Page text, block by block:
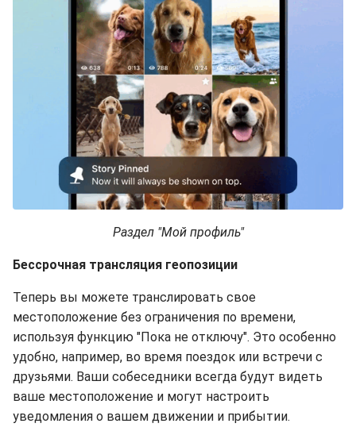
Раздел "Мой профиль"
Бессрочная трансляция геопозиции
Теперь вы можете транслировать свое
местоположение без ограничения по времени,
используя функцию "Пока не отключу". Это особенно
удобно, например, во время поездок или встречи с
друзьями. Ваши собеседники всегда будут видеть
ваше местоположение и могут настроить
уведомления о вашем движении и прибытии.